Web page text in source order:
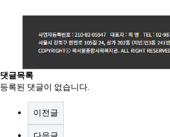
댓글목록
등록된 댓글이 없습니다.
이전글